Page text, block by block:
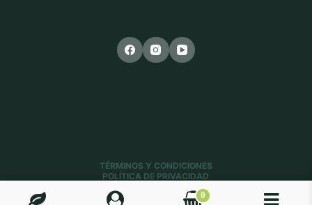
TÉRMINOS Y CONDICIONES
POLÍTICA DE PRIVACIDAD
Copyright © 2019 - 2026 Biodegradables Viejo Verde - Sitio
0